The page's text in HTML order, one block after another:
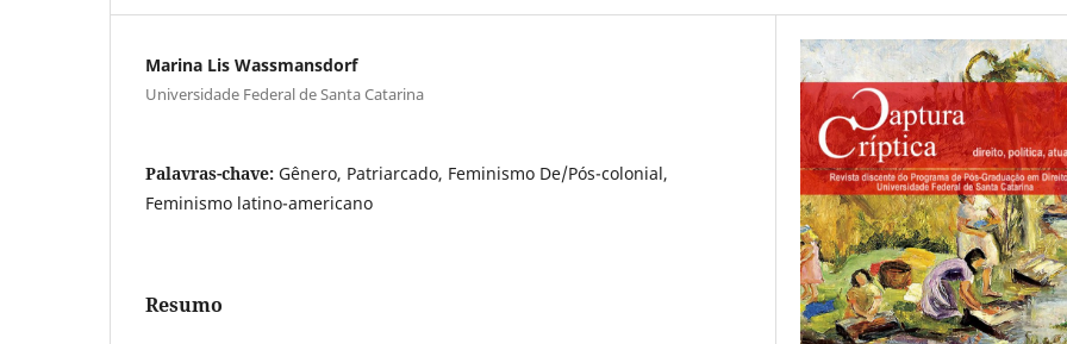
Marina Lis Wassmansdorf
Universidade Federal de Santa Catarina
Palavras-chave: Gênero, Patriarcado, Feminismo De/Pós-colonial,
Feminismo latino-americano
Resumo